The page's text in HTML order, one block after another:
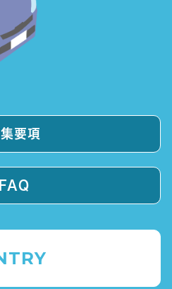
要項
FAQ